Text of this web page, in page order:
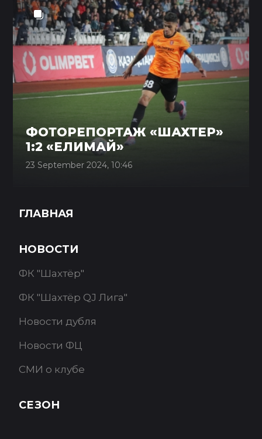
ФОТОРЕПОРТАЖ «ШАХТЕР»
1:2 «ЕЛИМАЙ»
23 September 2024, 10:46
ГЛАВНАЯ
НОВОСТИ
ФК "Шахтёр"
ФК "Шахтёр QJ Лига"
Новости дубля
Новости ФЦ
СМИ о клубе
СЕЗОН